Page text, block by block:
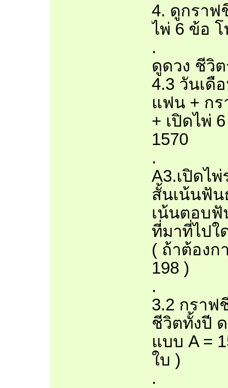
4. ดูกราฟ
ไพ่ 6 ข้อ
.
ดูดวง ชีวิ
4.3 วันเดื
แฟน + ก
+ เปิดไพ่
1570
.
A3.เปิดไ
สั้นเน้นฟัน
เน้นตอบฟั
ที่มาที่ไปใ
( ถ้าต้องก
198 )
.
3.2 กราฟ
ชีวิตทั้งปี
แบบ A =
ใบ )
.